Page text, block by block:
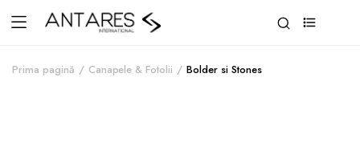
Prima pagină Canapele & Fotolii Bolder si Stones